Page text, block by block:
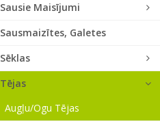
Sausie Maisījumi
Sausmaizītes, Galetes
Sēklas
Tējas
Augļu/ogu Tējas